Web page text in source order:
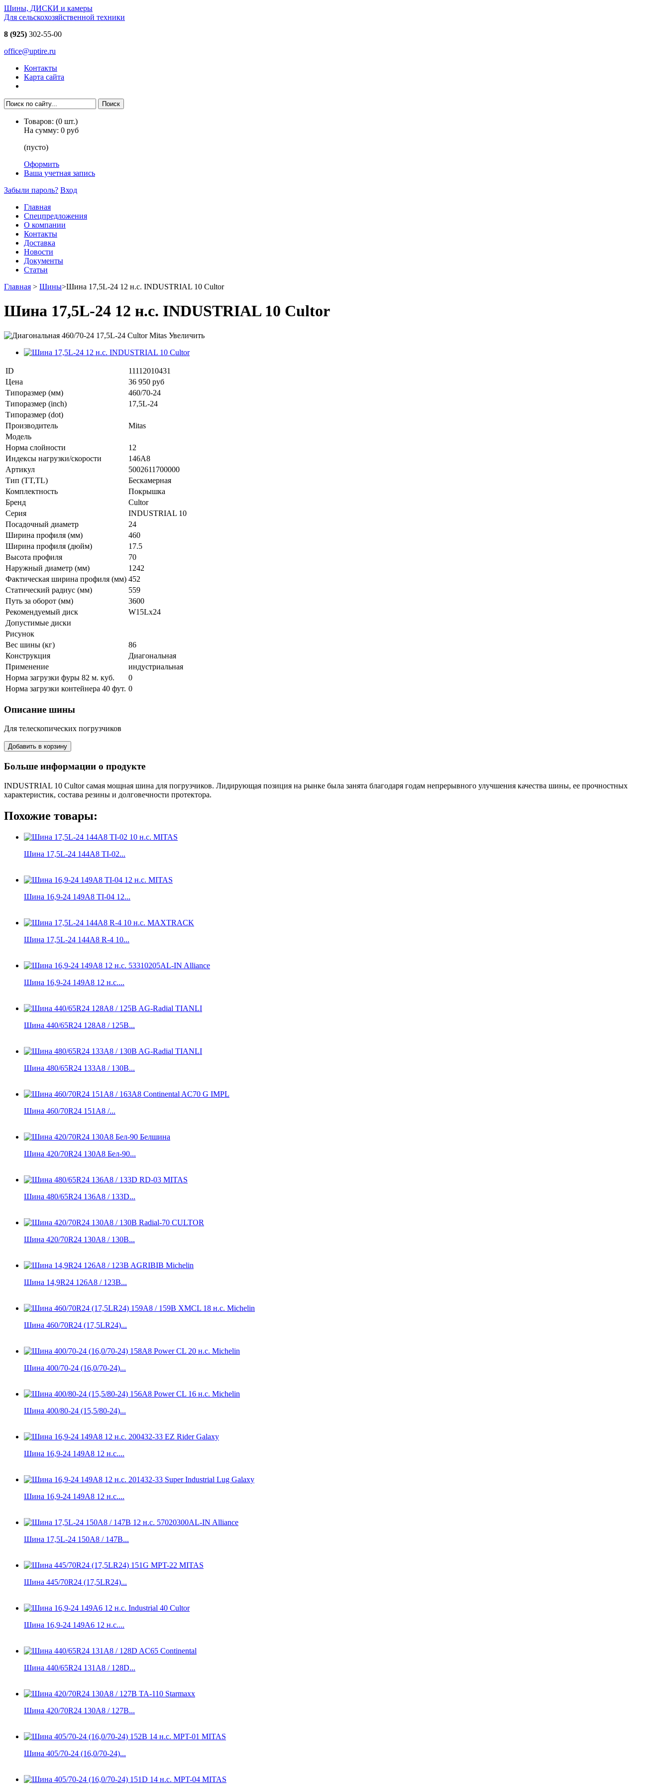
Шины, ДИСКИ и камеры
Для сельскохозяйственной техники
8 (925) 302-55-00
office@uptire.ru
Контакты
Карта сайта
Товаров: (0 шт.)
На сумму: 0 руб
(пусто)
Оформить
Ваша учетная запись
Забыли пароль? Вход
Главная
Спецпредложения
О компании
Контакты
Доставка
Новости
Документы
Статьи
Главная > Шины>Шина 17,5L-24 12 н.с. INDUSTRIAL 10 Cultor
Шина 17,5L-24 12 н.с. INDUSTRIAL 10 Cultor
Увеличить
ID
11112010431
Цена
36 950 руб
Типоразмер (мм)
460/70-24
Типоразмер (inch)
17,5L-24
Типоразмер (dot)
Производитель
Mitas
Модель
Норма слойности
12
Индексы нагрузки/скорости
146А8
Артикул
5002611700000
Тип (TT,TL)
Бескамерная
Комплектность
Покрышка
Бренд
Cultor
Серия
INDUSTRIAL 10
Посадочный диаметр
24
Ширина профиля (мм)
460
Ширина профиля (дюйм)
17.5
Высота профиля
70
Наружный диаметр (мм)
1242
Фактическая ширина профиля (мм) 452
Статический радиус (мм)
559
Путь за оборот (мм)
3600
Рекомендуемый диск
W15Lx24
Допустимые диски
Рисунок
Вес шины (кг)
86
Конструкция
Диагональная
Применение
индустриальная
Норма загрузки фуры 82 м. куб.
0
Норма загрузки контейнера 40 фут. 0
Описание шины
Для телескопических погрузчиков
Больше информации о продукте
INDUSTRIAL 10 Cultor самая мощная шина для погрузчиков. Лидирующая позиция на рынке была занята благодаря годам непрерывного улучшения качества шины, ее прочностных
характеристик, состава резины и долговечности протектора.
Похожие товары:
Шина 17,5L-24 144A8 TI-02...
Шина 16,9-24 149A8 TI-04 12...
Шина 17,5L-24 144A8 R-4 10...
Шина 16,9-24 149A8 12 н.с....
Шина 440/65R24 128A8 / 125B...
Шина 480/65R24 133A8 / 130B...
Шина 460/70R24 151A8 /...
Шина 420/70R24 130А8 Бел-90...
Шина 480/65R24 136A8 / 133D...
Шина 420/70R24 130A8 / 130B...
Шина 14,9R24 126A8 / 123B...
Шина 460/70R24 (17,5LR24)...
Шина 400/70-24 (16,0/70-24)...
Шина 400/80-24 (15,5/80-24)...
Шина 16,9-24 149A8 12 н.с....
Шина 16,9-24 149A8 12 н.с....
Шина 17,5L-24 150A8 / 147B...
Шина 445/70R24 (17,5LR24)...
Шина 16,9-24 149A6 12 н.с....
Шина 440/65R24 131A8 / 128D...
Шина 420/70R24 130A8 / 127B...
Шина 405/70-24 (16,0/70-24)...